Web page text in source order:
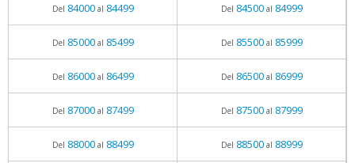
Del 84000al 84499 Del 84500al 84999
Del 85000al 85499 Del 85500al 85999
Del 86000al 86499 Del 86500al 86999
Del 87000al 87499 Del 87500al 87999
Del 88000al 88499 Del 88500al 88999